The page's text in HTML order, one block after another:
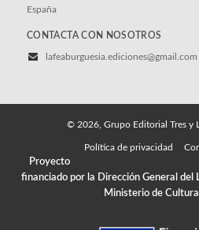
España
CONTACTA CON NOSOTROS
lafeaburguesia.ediciones@gmail.com
© 2026, Grupo Editorial Tres y
Política de privacidad
Proyecto
financiado por la Dirección General del
Ministerio de